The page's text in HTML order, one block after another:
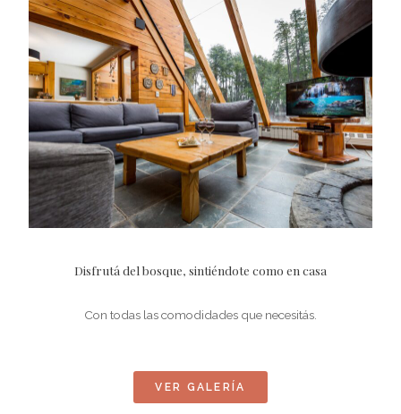
Disfrutá del bosque, sintiéndote como en casa
Con todas las comodidades que necesitás.
VER GALERÍA